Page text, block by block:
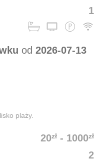
1
od 2026-07-13
plaży.
20zł - 1000zł
2